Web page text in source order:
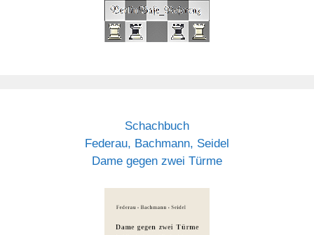
Schachbuch
Federau, Bachmann, Seidel
Dame gegen zwei Türme